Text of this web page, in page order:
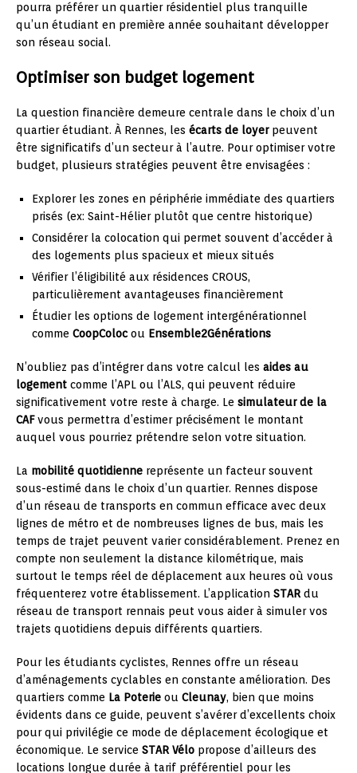
pourra préférer un quartier résidentiel plus tranquille
qu’un étudiant en première année souhaitant développer
son réseau social.
Optimiser son budget logement
La question financière demeure centrale dans le choix d’un
quartier étudiant. À Rennes, les écarts de loyerpeuvent
être significatifs d’un secteur à l’autre. Pour optimiser votre
budget, plusieurs stratégies peuvent être envisagées :
Explorer les zones en périphérie immédiate des quartiers
prisés (ex: Saint-Hélier plutôt que centre historique)
Considérer la colocation qui permet souvent d’accéder à
des logements plus spacieux et mieux situés
Vérifier l’éligibilité aux résidences CROUS,
particulièrement avantageuses financièrement
Étudier les options de logement intergénérationnel
comme CoopColocou Ensemble2Générations
N’oubliez pas d’intégrer dans votre calcul les aides au
logement comme l’APL ou l’ALS, qui peuvent réduire
significativement votre reste à charge. Le simulateur de la
CAFvous permettra d’estimer précisément le montant
auquel vous pourriez prétendre selon votre situation.
La mobilité quotidienne représente un facteur souvent
sous-estimé dans le choix d’un quartier. Rennes dispose
d’un réseau de transports en commun efficace avec deux
lignes de métro et de nombreuses lignes de bus, mais les
temps de trajet peuvent varier considérablement. Prenez en
compte non seulement la distance kilométrique, mais
surtout le temps réel de déplacement aux heures où vous
fréquenterez votre établissement. L’application STARdu
réseau de transport rennais peut vous aider à simuler vos
trajets quotidiens depuis différents quartiers.
Pour les étudiants cyclistes, Rennes offre un réseau
d’aménagements cyclables en constante amélioration. Des
quartiers comme La Poterie ou Cleunay, bien que moins
évidents dans ce guide, peuvent s’avérer d’excellents choix
pour qui privilégie ce mode de déplacement écologique et
économique. Le service STAR Vélo propose d’ailleurs des
locations longue durée à tarif préférentiel pour les